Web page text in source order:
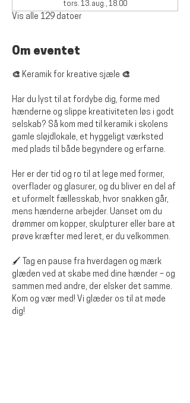
tors. 13. aug., 18.00
Vis alle 129 datoer
Om eventet
🎨 Keramik for kreative sjæle 🎨
Har du lyst til at fordybe dig, forme med
hænderne og slippe kreativiteten løs i godt
selskab? Så kom med til keramik i skolens
gamle sløjdlokale, et hyggeligt værksted
med plads til både begyndere og erfarne.
Her er der tid og ro til at lege med former,
overflader og glasurer, og du bliver en del af
et uformelt fællesskab, hvor snakken går,
mens hænderne arbejder. Uanset om du
drømmer om kopper, skulpturer eller bare at
prøve kræfter med leret, er du velkommen.
🖌️ Tag en pause fra hverdagen og mærk
glæden ved at skabe med dine hænder – og
sammen med andre, der elsker det samme.
Kom og vær med! Vi glæder os til at møde
dig!